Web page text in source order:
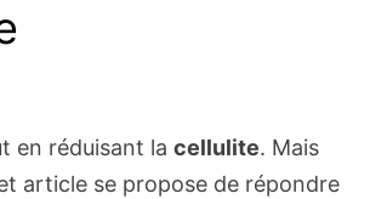
en réduisant lacellulite. Mais
article se propose de répondre